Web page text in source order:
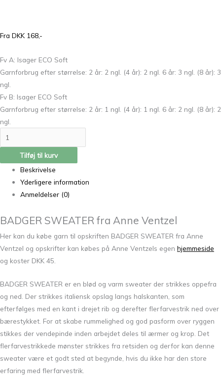
Fra DKK 168,-
Fv A: Isager ECO Soft
Garnforbrug efter størrelse: 2 år: 2 ngl. (4 år): 2 ngl. 6 år: 3 ngl. (8 år): 3
ngl.
Fv B: Isager ECO Soft
Garnforbrug efter størrelse: 2 år: 1 ngl. (4 år): 1 ngl. 6 år: 2 ngl. (8 år): 2
ngl.
Tilføj til kurv
Beskrivelse
Yderligere information
Anmeldelser (0)
BADGER SWEATER fra Anne Ventzel
Her kan du købe garn til opskriften BADGER SWEATER fra Anne
Ventzel og opskrifter kan købes på Anne Ventzels egen hjemmeside
og koster DKK 45.
BADGER SWEATER er en blød og varm sweater der strikkes oppefra
og ned. Der strikkes italiensk opslag langs halskanten, som
efterfølges med en kant i drejet rib og derefter flerfarvestrik ned over
bærestykket. For at skabe rummelighed og god pasform over ryggen
stikkes der vendepinde inden arbejdet deles til ærmer og krop. Det
flerfarvestrikkede mønster strikkes fra retsiden og derfor kan denne
sweater være et godt sted at begynde, hvis du ikke har den store
erfaring med flerfarvestrik.